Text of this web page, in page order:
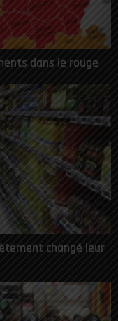
dans le rouge
changé leur